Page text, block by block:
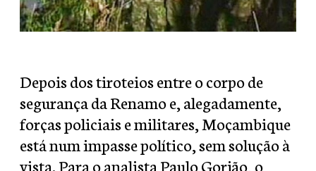
Depois dos tiroteios entre o corpo de
segurança da Renamo e, alegadamente,
forças policiais e militares, Moçambique
está num impasse político, sem solução à
vista. Para o analista Paulo Gorjão, o